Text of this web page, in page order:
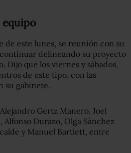
de este lunes, se reunión con su
delineando su proyecto
Dijo que los viernes y sábados,
de este tipo, con las
su gabinete.
Gertz Manero, Joel
Durazo, Olga Sánchez
y Manuel Bartlett, entre